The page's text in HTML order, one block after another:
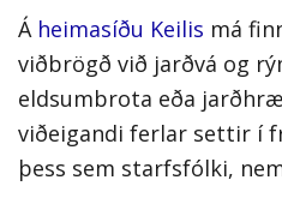
vandað nám
nýstárlega
framúrskarandi
Á heimasíðu Keilis má
viðbrögð við jarðvá og
eldsumbrota eða
viðeigandi ferlar settir í
þess sem starfsfólki,